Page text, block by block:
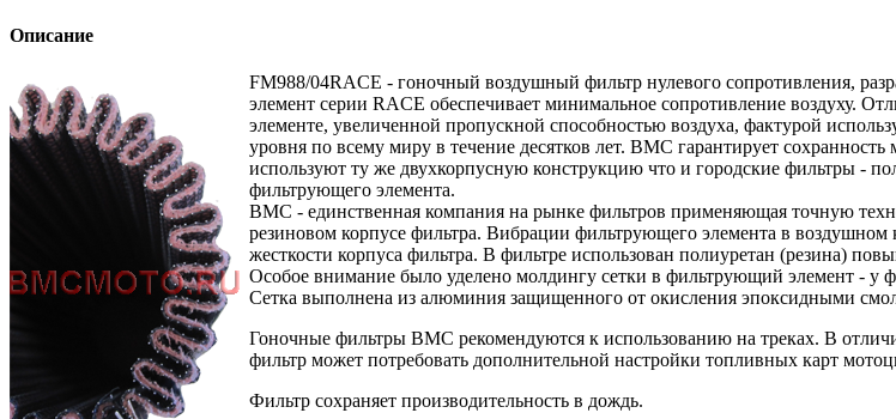
Описание
FM988/04RACE - гоночный воздушный фильтр нулевого сопротивления,
элемент серии RACE обеспечивает минимальное сопротивление воздуху.
элементе, увеличенной пропускной способностью воздуха, фактурой
уровня по всему миру в течение десятков лет. BMC гарантирует
используют ту же двухкорпусную конструкцию что и городские фильтры -
фильтрующего элемента.
BMC - единственная компания на рынке фильтров применяющая точную
резиновом корпусе фильтра. Вибрации фильтрующего элемента в
жесткости корпуса фильтра. В фильтре использован полиуретан (резина)
Особое внимание было уделено молдингу сетки в фильтрующий элемент -
Сетка выполнена из алюминия защищенного от окисления эпоксидными
Гоночные фильтры BMC рекомендуются к использованию на треках. В
фильтр может потребовать дополнительной настройки топливных карт
Фильтр сохраняет производительность в дождь.